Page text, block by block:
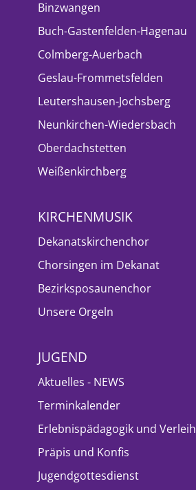
Binzwangen
Buch-Gastenfelden-Hagenau
Colmberg-Auerbach
Geslau-Frommetsfelden
Leutershausen-Jochsberg
Neunkirchen-Wiedersbach
Oberdachstetten
Weißenkirchberg
KIRCHENMUSIK
Dekanatskirchenchor
Chorsingen im Dekanat
Bezirksposaunenchor
Unsere Orgeln
JUGEND
Aktuelles - NEWS
Terminkalender
Erlebnispädagogik und Verleih
Präpis und Konfis
Jugendgottesdienst